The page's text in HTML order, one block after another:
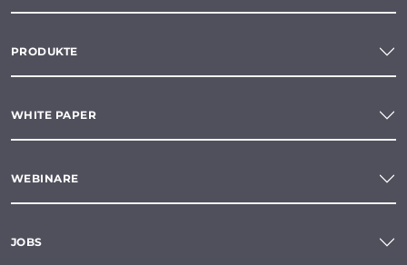
PRODUKTE
WHITE PAPER
WEBINARE
JOBS